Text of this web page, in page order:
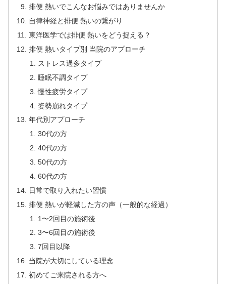
排便 熱いでこんなお悩みではありませんか
自律神経と排便 熱いの繋がり
東洋医学では排便 熱いをどう捉える？
排便 熱いタイプ別 当院のアプローチ
ストレス過多タイプ
睡眠不調タイプ
慢性疲労タイプ
姿勢崩れタイプ
年代別アプローチ
30代の方
40代の方
50代の方
60代の方
日常で取り入れたい習慣
排便 熱いが軽減した方の声（一般的な経過）
1〜2回目の施術後
3〜6回目の施術後
7回目以降
当院が大切にしている理念
初めてご来院される方へ